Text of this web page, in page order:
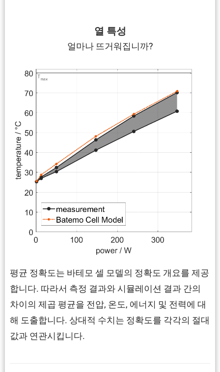
열 특성
얼마나 뜨거워집니까?
평균 정확도는 바테모 셀 모델의 정확도 개요를 제공
합니다. 따라서 측정 결과와 시뮬레이션 결과 간의
차이의 제곱 평균을 전압, 온도, 에너지 및 전력에 대
해 도출합니다. 상대적 수치는 정확도를 각각의 절대
값과 연관시킵니다.